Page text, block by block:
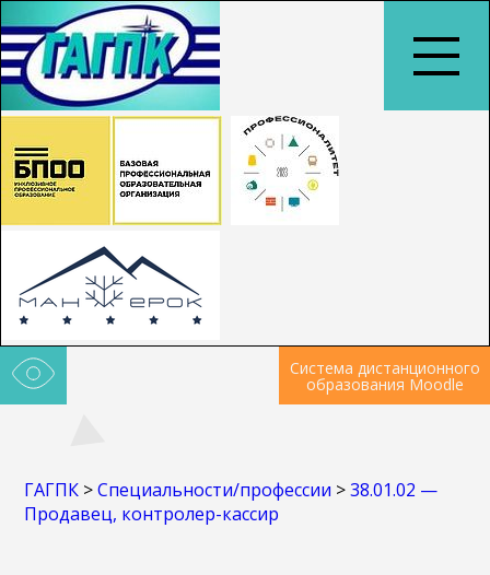
Система дистанционного
образования Moodle
ГАГПК >Специальности/профессии >38.01.02 —
Продавец, контролер-кассир